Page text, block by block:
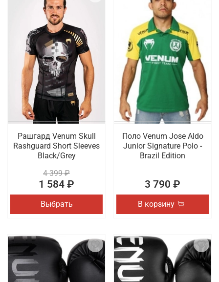
Рашгард Venum Skull
Rashguard Short Sleeves
Black/Grey
4 399 ₽
1 584 ₽
Выбрать
Поло Venum Jose Aldo
Junior Signature Polo -
Brazil Edition
3 790 ₽
В корзину